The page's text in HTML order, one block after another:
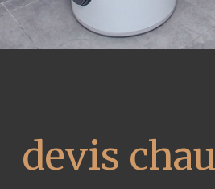
devis